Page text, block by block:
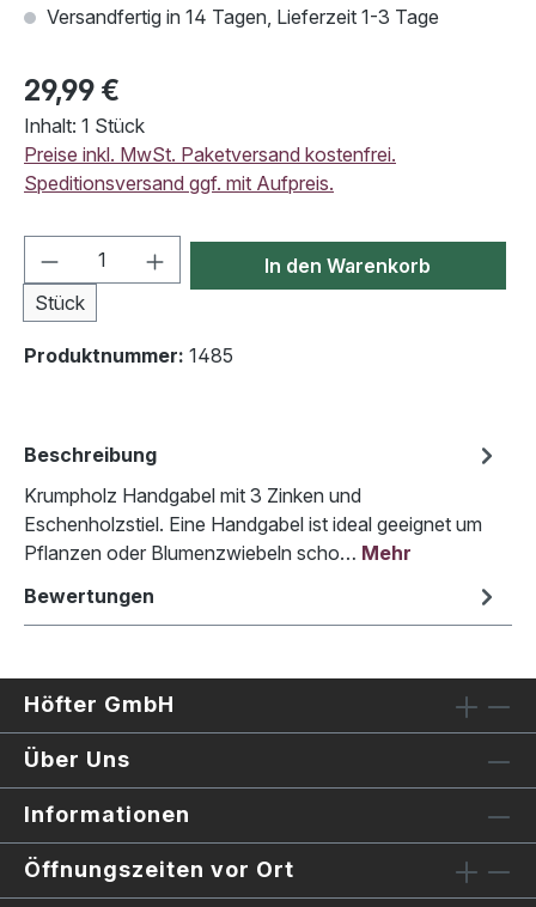
Versandfertig in 14 Tagen, Lieferzeit 1-3 Tage
29,99 €
Inhalt: 1 Stück
Preise inkl. MwSt. Paketversand kostenfrei.
Speditionsversand ggf. mit Aufpreis.
Produkt Anzahl: Gib den gewünschten
Stück
In den Warenkorb
Produktnummer: 1485
Beschreibung
Krumpholz Handgabel mit 3 Zinken und
Eschenholzstiel. Eine Handgabel ist ideal geeignet um
Pflanzen oder Blumenzwiebeln scho… Mehr
Bewertungen
Höfter GmbH
Über Uns
Informationen
Öffnungszeiten vor Ort